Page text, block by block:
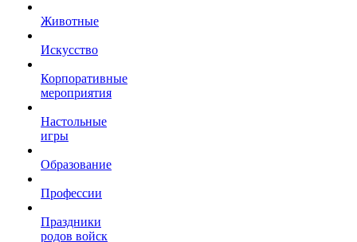
Животные
Искусство
Корпоративные
мероприятия
Настольные
игры
Образование
Профессии
Праздники
родов войск